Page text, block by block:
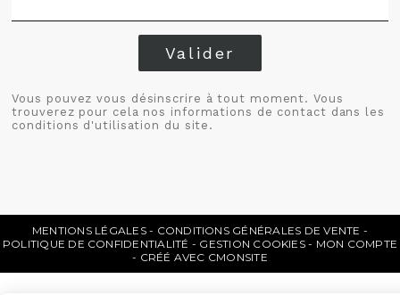
Valider
Vous pouvez vous désinscrire à tout moment. Vous
trouverez pour cela nos informations de contact dans les
conditions d'utilisation du site.
MENTIONS LÉGALES
CONDITIONS GÉNÉRALES DE VENTE
POLITIQUE DE CONFIDENTIALITÉ
GESTION COOKIES
MON COMPTE
CRÉÉ AVEC CMONSITE